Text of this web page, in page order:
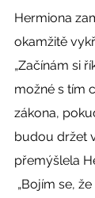
Hermiona
okamžitě
„Začínám si
možné s tím
zákona,
budou držet
přemýšlela